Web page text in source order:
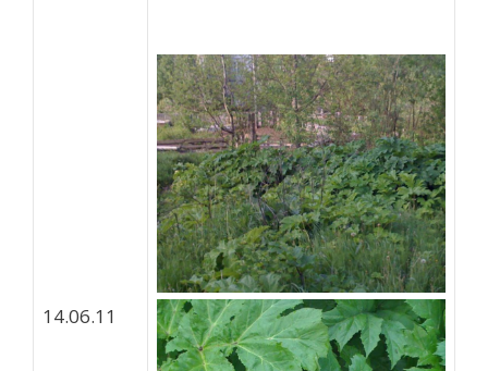
14.06.11